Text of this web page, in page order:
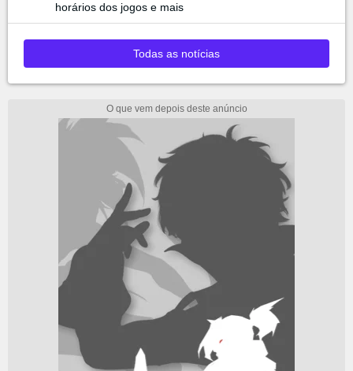
horários dos jogos e mais
Todas as notícias